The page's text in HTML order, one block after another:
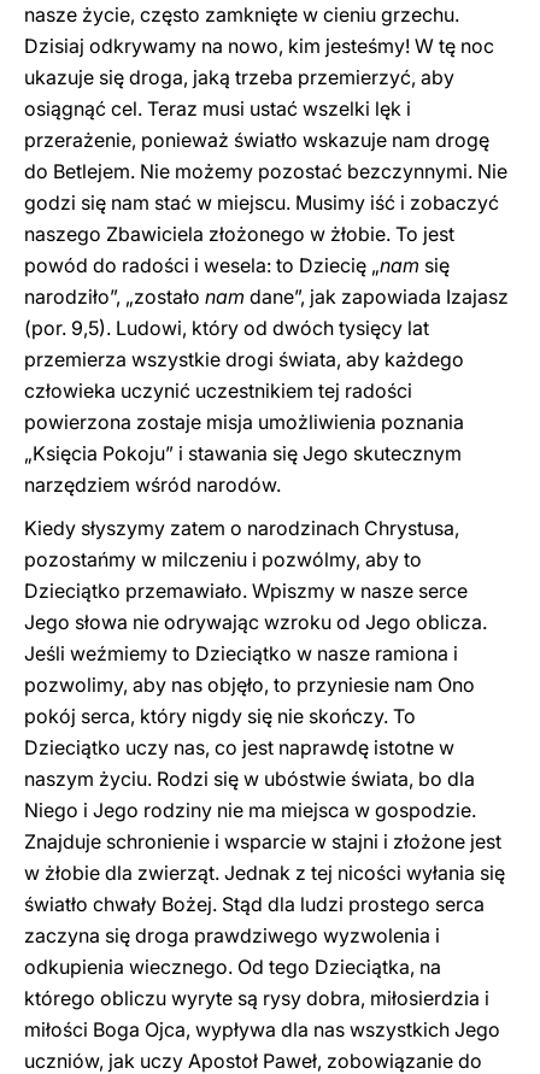
nasze życie, często zamknięte w cieniu grzechu.
Dzisiaj odkrywamy na nowo, kim jesteśmy! W tę noc
ukazuje się droga, jaką trzeba przemierzyć, aby
osiągnąć cel. Teraz musi ustać wszelki lęk i
przerażenie, ponieważ światło wskazuje nam drogę
do Betlejem. Nie możemy pozostać bezczynnymi. Nie
godzi się nam stać w miejscu. Musimy iść i zobaczyć
naszego Zbawiciela złożonego w żłobie. To jest
powód do radości i wesela: to Dziecię „nam się
narodziło”, „zostało nam dane”, jak zapowiada Izajasz
(por. 9,5). Ludowi, który od dwóch tysięcy lat
przemierza wszystkie drogi świata, aby każdego
człowieka uczynić uczestnikiem tej radości
powierzona zostaje misja umożliwienia poznania
„Księcia Pokoju” i stawania się Jego skutecznym
narzędziem wśród narodów.
Kiedy słyszymy zatem o narodzinach Chrystusa,
pozostańmy w milczeniu i pozwólmy, aby to
Dzieciątko przemawiało. Wpiszmy w nasze serce
Jego słowa nie odrywając wzroku od Jego oblicza.
Jeśli weźmiemy to Dzieciątko w nasze ramiona i
pozwolimy, aby nas objęło, to przyniesie nam Ono
pokój serca, który ​​nigdy się nie skończy. To
Dzieciątko uczy nas, co jest naprawdę istotne w
naszym życiu. Rodzi się w ubóstwie świata, bo dla
Niego i Jego rodziny nie ma miejsca w gospodzie.
Znajduje schronienie i wsparcie w stajni i złożone jest
w żłobie dla zwierząt. Jednak z tej nicości wyłania się
światło chwały Bożej. Stąd dla ludzi prostego serca
zaczyna się droga prawdziwego wyzwolenia i
odkupienia wiecznego. Od tego Dzieciątka, na
którego obliczu wyryte są rysy dobra, miłosierdzia i
miłości Boga Ojca, wypływa dla nas wszystkich Jego
uczniów, jak uczy Apostoł Paweł, zobowiązanie do